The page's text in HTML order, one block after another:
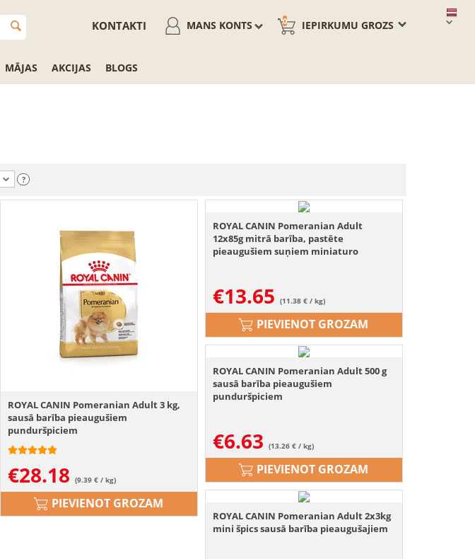
IEPIRKUMU GROZS
0
MANS KONTS
KONTAKTI
MĀJAS AKCIJAS BLOGS
?
ROYAL CANIN Pomeranian Adult 3 kg,
sausā barība pieaugušiem
punduršpiciem
€28.18 (9.39 € / kg)
PIEVIENOT GROZAM
ROYAL CANIN Pomeranian Adult
12x85g mitrā barība, pastēte
pieaugušiem suņiem miniaturo
€13.65 (11.38 € / kg)
PIEVIENOT GROZAM
ROYAL CANIN Pomeranian Adult 500 g
sausā barība pieaugušiem
punduršpiciem
€6.63 (13.26 € / kg)
PIEVIENOT GROZAM
ROYAL CANIN Pomeranian Adult 2x3kg
mini špics sausā barība pieaugušajiem